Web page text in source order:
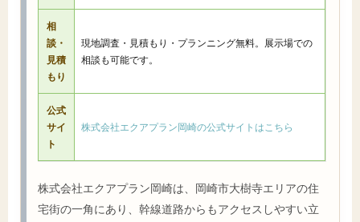
相
談・
見積
もり
現地調査・見積もり・プランニング無料。展示場での
相談も可能です。
公式
サイ
ト
株式会社エクアプラン岡崎の公式サイトはこちら
株式会社エクアプラン岡崎は、岡崎市大樹寺エリアの住
宅街の一角にあり、幹線道路からもアクセスしやすい立